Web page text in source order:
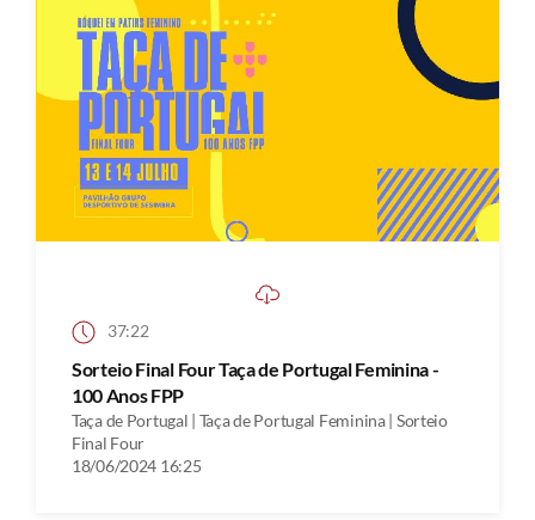
37:22
Sorteio Final Four Taça de Portugal Feminina -
100 Anos FPP
Taça de Portugal | Taça de Portugal Feminina | Sorteio
Final Four
18/06/2024 16:25